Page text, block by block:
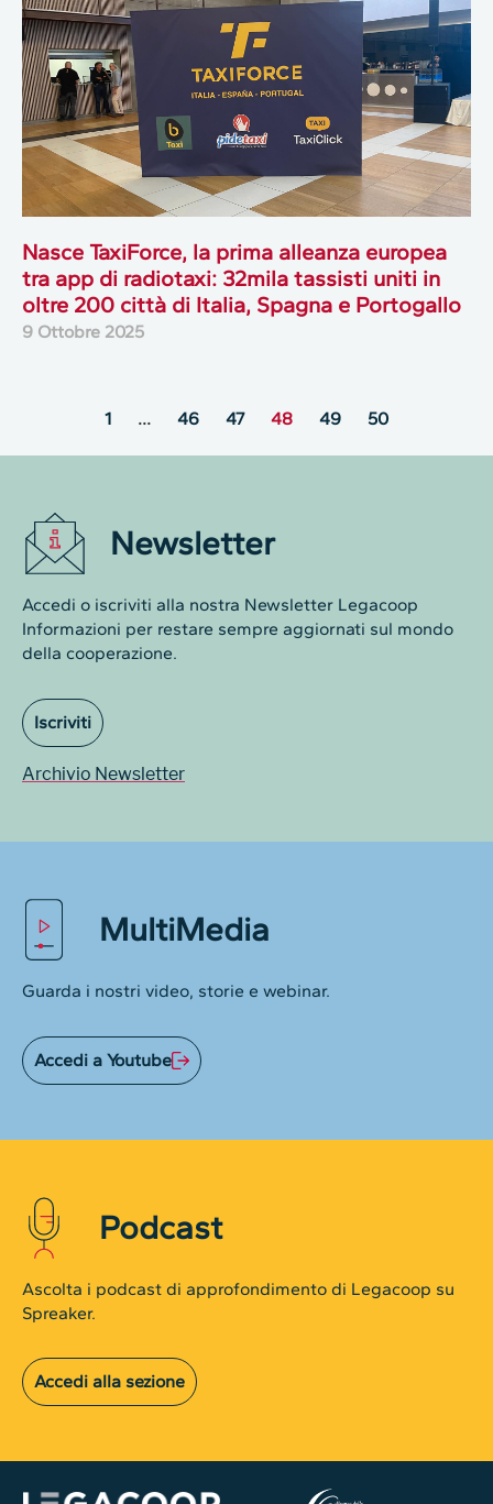
Nasce TaxiForce, la prima alleanza europea
tra app di radiotaxi: 32mila tassisti uniti in
oltre 200 città di Italia, Spagna e Portogallo
9 Ottobre 2025
1 … 46 47 48 49 50
Newsletter
Accedi o iscriviti alla nostra Newsletter Legacoop
Informazioni per restare sempre aggiornati sul mondo
della cooperazione.
Iscriviti
Archivio Newsletter
MultiMedia
Guarda i nostri video, storie e webinar.
Accedi a Youtube
Podcast
Ascolta i podcast di approfondimento di Legacoop su
Spreaker.
Accedi alla sezione